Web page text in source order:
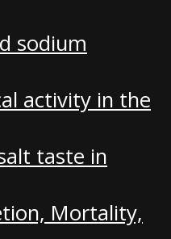
sodium
activity in the
taste in
Mortality,